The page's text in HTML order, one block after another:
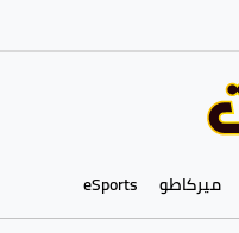
ميركاطو eSports